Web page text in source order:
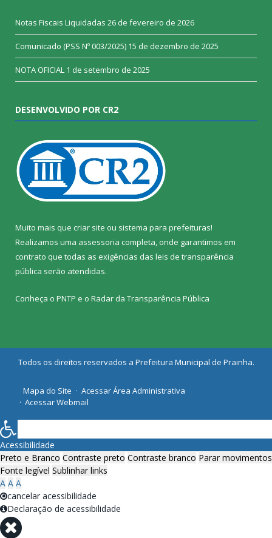
Notas Fiscais Liquidadas 26 de fevereiro de 2026
Comunicado (PSS Nº 003/2025) 15 de dezembro de 2025
NOTA OFICIAL 1 de setembro de 2025
DESENVOLVIDO POR CR2
Muito mais que criar site ou sistema para prefeituras!
Realizamos uma assessoria completa, onde garantimos em
contrato que todas as exigências das leis de transparência
pública serão atendidas.
Conheça o PNTP e o Radar da Transparência Pública
Todos os direitos reservados a Prefeitura Municipal de Prainha.
Mapa do Site
Acessar Área Administrativa
Acessar Webmail
Acessibilidade
Preto e Branco Contraste preto Contraste branco Parar movimentos
Fonte legível Sublinhar links
A A A
cancelar acessibilidade
Declaração de acessibilidade